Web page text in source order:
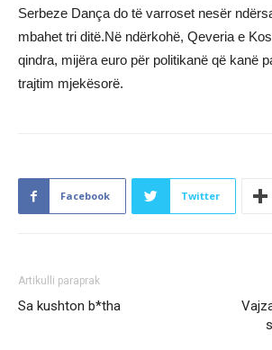
Serbeze Dança do të varroset nesër
mbahet tri ditë.Në ndërkohë, Qeveria e
qindra, mijëra euro për politikanë që kanë
trajtim mjekësorë.
Facebook Twitter
Artikulli paraprak
Sa kushton b*tha